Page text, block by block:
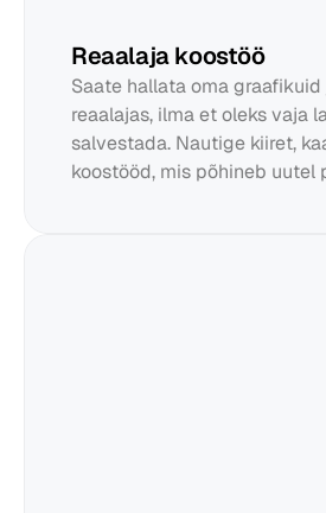
Reaalaja koostöö
Saate hallata oma
reaalajas, ilma et oleks vaja
salvestada. Nautige kiiret,
koostööd, mis põhineb uutel